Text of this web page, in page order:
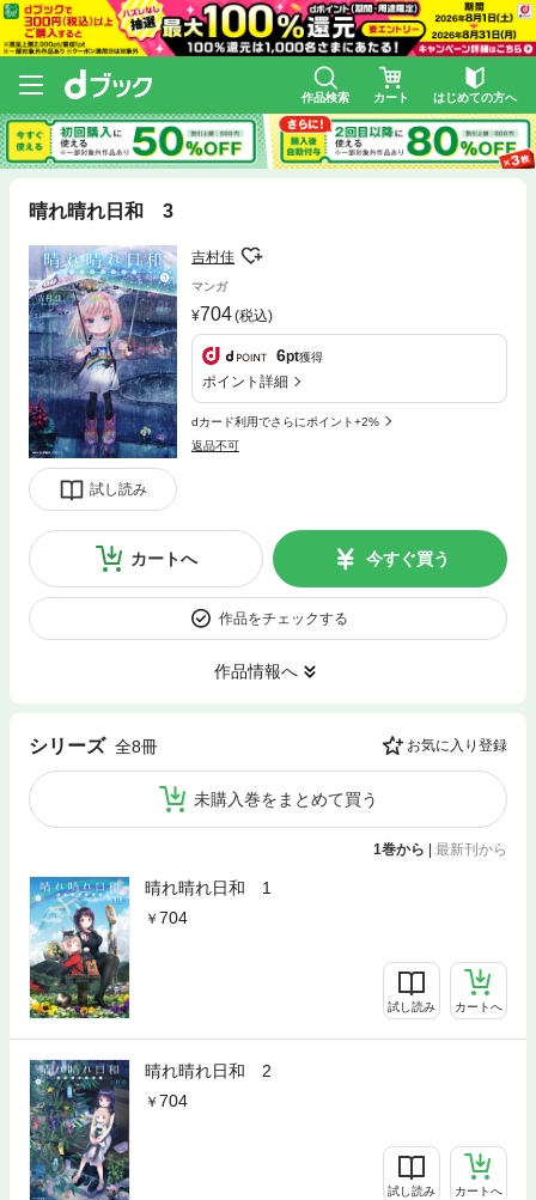
作品検索 カート はじめての方へ
晴れ晴れ日和 3
試し読み
吉村佳
マンガ
704(税込)
6pt獲得
ポイント詳細
dカード利用でさらにポイント+2%
返品不可
カートへ 今すぐ買う
作品をチェックする
作品情報へ
シリーズ 全8冊 お気に入り登録
未購入巻をまとめて買う
1巻から | 最新刊から
晴れ晴れ日和 1
704
試し読み カートへ
晴れ晴れ日和 2
704
試し読み カートへ